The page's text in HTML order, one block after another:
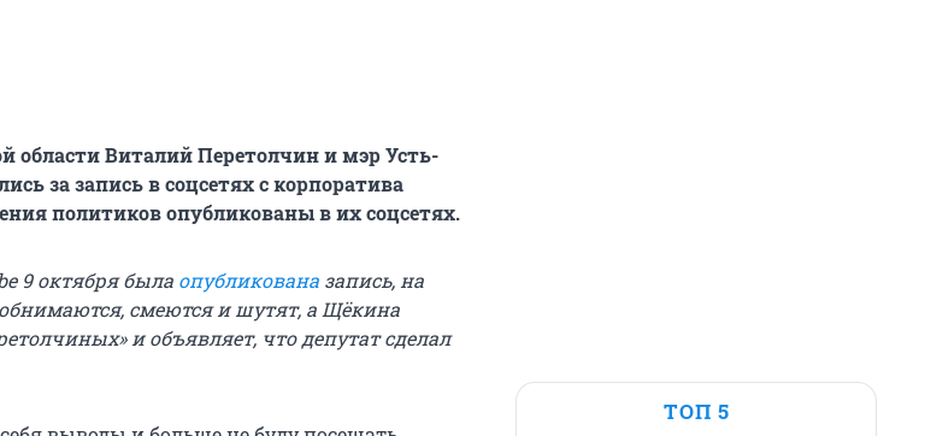
области Виталий Перетолчин и мэр Усть-
за запись в соцсетях с корпоратива
политиков опубликованы в их соцсетях.
9 октября была опубликована запись, на
смеются и шутят, а Щёкина
и объявляет, что депутат сделал
ТОП 5